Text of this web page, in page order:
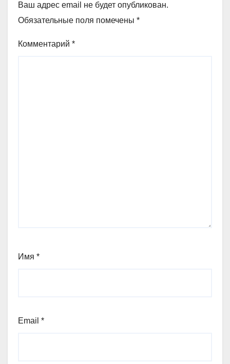
Ваш адрес email не будет опубликован.
Обязательные поля помечены *
Комментарий *
Имя *
Email *